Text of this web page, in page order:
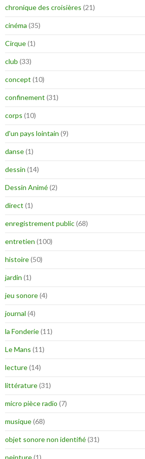
chronique des croisières (21)
cinéma (35)
Cirque(1)
club (33)
concept (10)
confinement (31)
corps (10)
d'un pays lointain (9)
danse(1)
dessin (14)
Dessin Animé(2)
direct (1)
enregistrement public(68)
entretien (100)
histoire(50)
jardin (1)
jeu sonore(4)
journal (4)
la Fonderie(11)
Le Mans (11)
lecture(14)
littérature(31)
micro pièce radio (7)
musique(68)
objet sonore non identifié(31)
peinture(1)